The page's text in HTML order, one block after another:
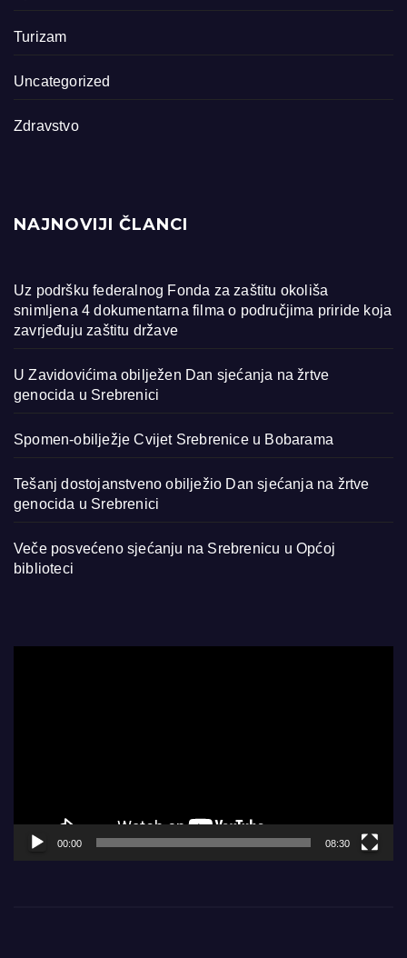
Turizam
Uncategorized
Zdravstvo
NAJNOVIJI ČLANCI
Uz podršku federalnog Fonda za zaštitu okoliša
snimljena 4 dokumentarna filma o područjima priride koja
zavrjeđuju zaštitu države
U Zavidovićima obilježen Dan sjećanja na žrtve
genocida u Srebrenici
Spomen-obilježje Cvijet Srebrenice u Bobarama
Tešanj dostojanstveno obilježio Dan sjećanja na žrtve
genocida u Srebrenici
Veče posvećeno sjećanju na Srebrenicu u Općoj
biblioteci
00:00 08:30